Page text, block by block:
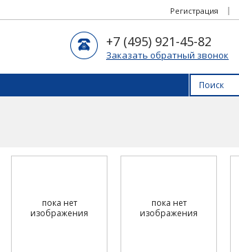
Регистрация
+7 (495) 921-45-82
Заказать обратный звонок
пока нет
изображения
пока нет
изображения